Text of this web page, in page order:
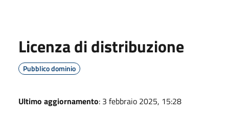
Licenza di distribuzione
Pubblico dominio
Ultimo aggiornamento: 3 febbraio 2025, 15:28